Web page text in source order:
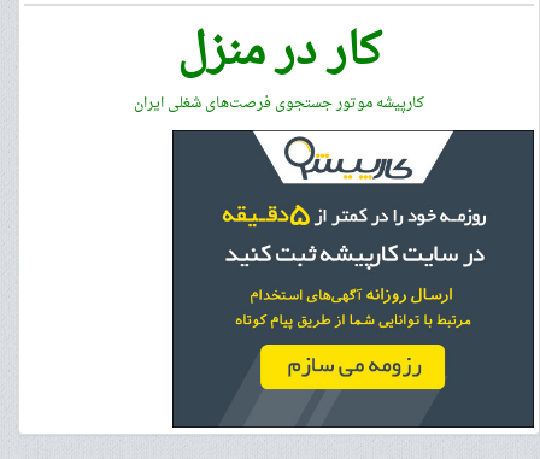
کار در منزل
کارپیشه موتور جستجوی فرصت‌های شغلی ایران